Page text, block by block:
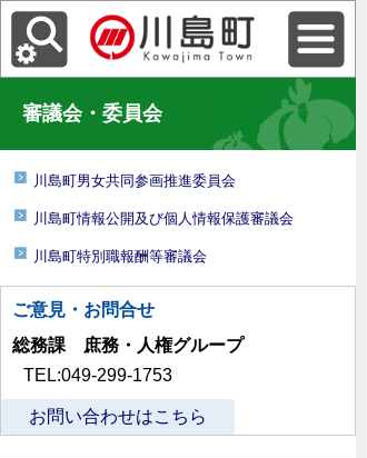
審議会・委員会
川島町男女共同参画推進委員会
川島町情報公開及び個人情報保護審議会
川島町特別職報酬等審議会
ご意見・お問合せ
総務課 庶務・人権グループ
TEL:049-299-1753
お問い合わせはこちら